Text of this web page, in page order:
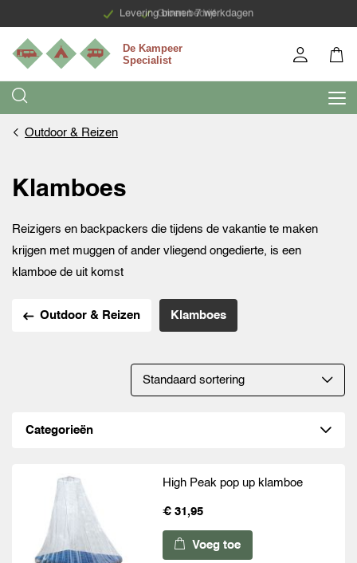
Groen bedrijf
Levering binnen 7 werkdagen
Outdoor & Reizen
Klamboes
Reizigers en backpackers die tijdens de vakantie te maken
krijgen met muggen of ander vliegend ongedierte, is een
klamboe de uit komst
Outdoor & Reizen Klamboes
Categorieën
High Peak pop up klamboe
€ 31,95
Voeg toe